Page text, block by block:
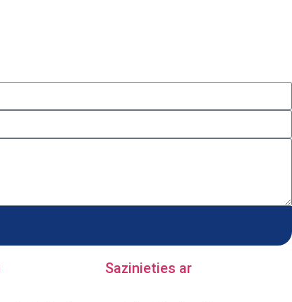
Sazinieties ar